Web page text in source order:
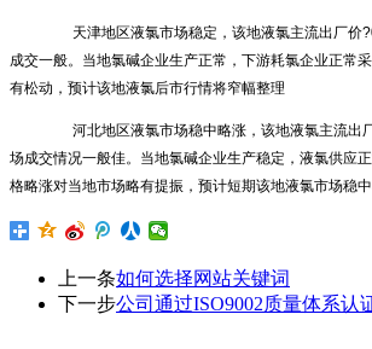
天津地区液氯市场稳定，该地液氯主流出厂价
成交一般。当地氯碱企业生产正常，下游耗氯企业正常
有松动，预计该地液氯后市行情将窄幅整理
河北地区液氯市场稳中略涨，该地液氯主流出
场成交情况一般佳。当地氯碱企业生产稳定，液氯供应
格略涨对当地市场略有提振，预计短期该地液氯市场稳
上一条如何选择网站关键词
下一步公司通过ISO9002质量体系认